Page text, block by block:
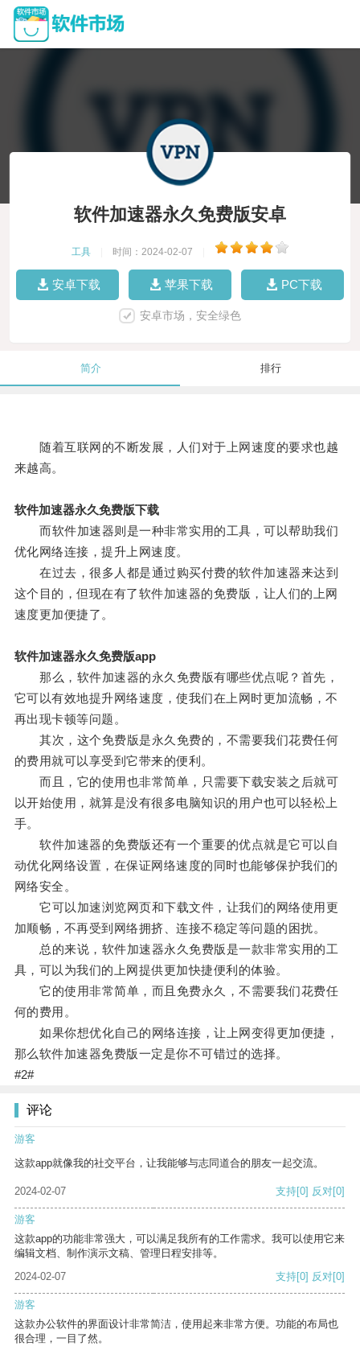
软件加速器永久免费版安卓
工具 时间：2024-02-07
安卓下载 苹果下载 PC下载
安卓市场，安全绿色
简介 排行
随着互联网的不断发展，人们对于上网速度的要求也越
来越高。
软件加速器永久免费版下载
而软件加速器则是一种非常实用的工具，可以帮助我们
优化网络连接，提升上网速度。
在过去，很多人都是通过购买付费的软件加速器来达到
这个目的，但现在有了软件加速器的免费版，让人们的上网
速度更加便捷了。
软件加速器永久免费版app
那么，软件加速器的永久免费版有哪些优点呢？首先，
它可以有效地提升网络速度，使我们在上网时更加流畅，不
再出现卡顿等问题。
其次，这个免费版是永久免费的，不需要我们花费任何
的费用就可以享受到它带来的便利。
而且，它的使用也非常简单，只需要下载安装之后就可
以开始使用，就算是没有很多电脑知识的用户也可以轻松上
手。
软件加速器的免费版还有一个重要的优点就是它可以自
动优化网络设置，在保证网络速度的同时也能够保护我们的
网络安全。
它可以加速浏览网页和下载文件，让我们的网络使用更
加顺畅，不再受到网络拥挤、连接不稳定等问题的困扰。
总的来说，软件加速器永久免费版是一款非常实用的工
具，可以为我们的上网提供更加快捷便利的体验。
它的使用非常简单，而且免费永久，不需要我们花费任
何的费用。
如果你想优化自己的网络连接，让上网变得更加便捷，
那么软件加速器免费版一定是你不可错过的选择。
#2#
评论
游客
这款app就像我的社交平台，让我能够与志同道合的朋友一起交流。
2024-02-07 支持[0] 反对[0]
游客
这款app的功能非常强大，可以满足我所有的工作需求。我可以使用它来
编辑文档、制作演示文稿、管理日程安排等。
2024-02-07
支持[0] 反对[0]
游客
这款办公软件的界面设计非常简洁，使用起来非常方便。功能的布局也
很合理，一目了然。